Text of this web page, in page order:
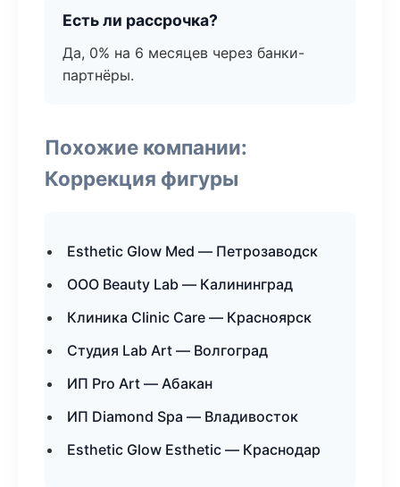
Есть ли рассрочка?
Да, 0% на 6 месяцев через банки-
партнёры.
Похожие компании:
Коррекция фигуры
Esthetic Glow Med — Петрозаводск
ООО Beauty Lab — Калининград
Клиника Clinic Care — Красноярск
Студия Lab Art — Волгоград
ИП Pro Art — Абакан
ИП Diamond Spa — Владивосток
Esthetic Glow Esthetic — Краснодар